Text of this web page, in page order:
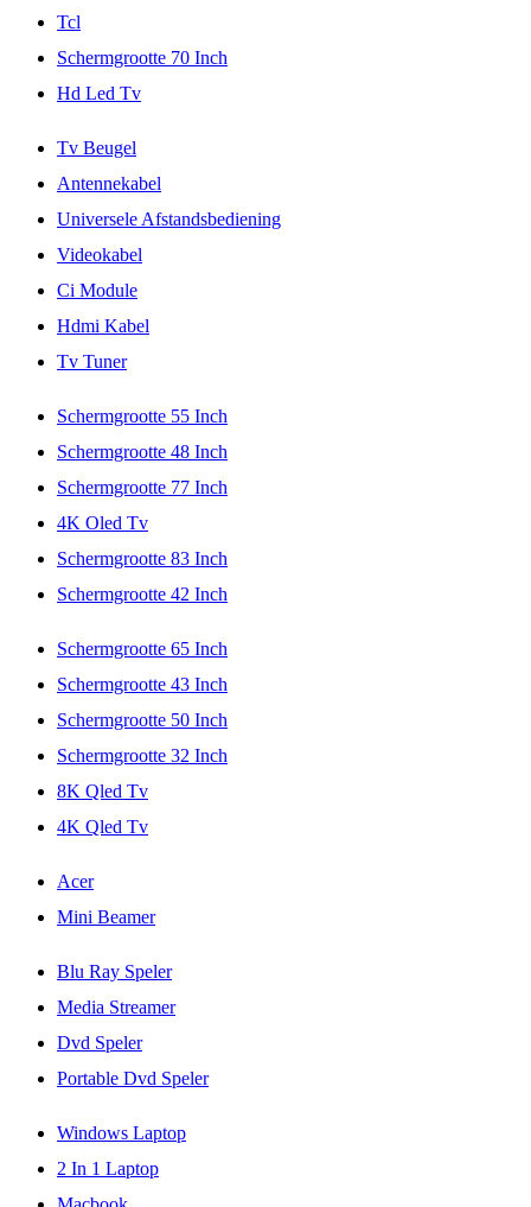
Tcl
Schermgrootte 70 Inch
Hd Led Tv
Tv Beugel
Antennekabel
Universele Afstandsbediening
Videokabel
Ci Module
Hdmi Kabel
Tv Tuner
Schermgrootte 55 Inch
Schermgrootte 48 Inch
Schermgrootte 77 Inch
4K Oled Tv
Schermgrootte 83 Inch
Schermgrootte 42 Inch
Schermgrootte 65 Inch
Schermgrootte 43 Inch
Schermgrootte 50 Inch
Schermgrootte 32 Inch
8K Qled Tv
4K Qled Tv
Acer
Mini Beamer
Blu Ray Speler
Media Streamer
Dvd Speler
Portable Dvd Speler
Windows Laptop
2 In 1 Laptop